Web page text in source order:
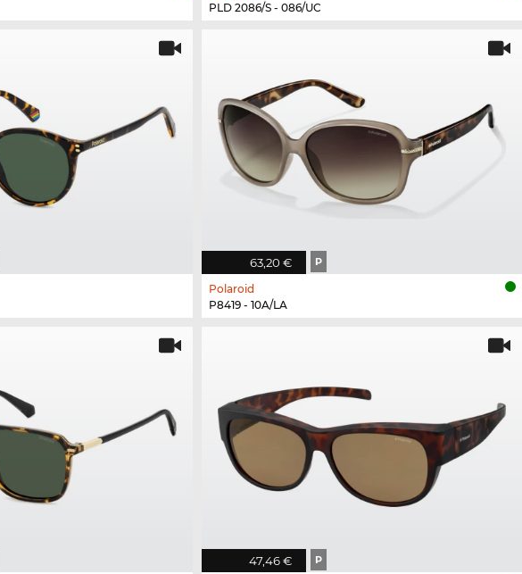
PLD 2086/S - 086/UC
63,20 € P
Polaroid
P8419 - 10A/LA
47,46 € P